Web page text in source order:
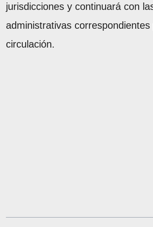
jurisdicciones y continuará con
administrativas
circulación.